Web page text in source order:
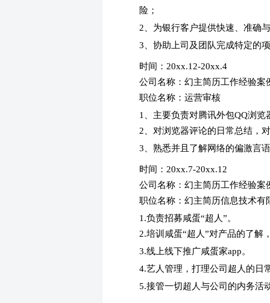
险；
2、为银行客户提供快速、准确
3、协助上司及团队完成特定的
时间：20xx.12-20xx.4
公司名称：幻主简历工作经验
职位名称：运营审核
1、主要负责对腾讯外包QQ浏览
2、对浏览器评论的日常总结，
3、熟悉并且了解网络的偏激言
时间：20xx.7-20xx.12
公司名称：幻主简历工作经验
职位名称：幻主简历信息技术
1.负责招募咸蛋“超人”。
2.培训咸蛋“超人”对产品的了解
3.线上线下推广咸蛋家app。
4.艺人管理，打理公司超人的日
5.接管一切超人与公司的内务活